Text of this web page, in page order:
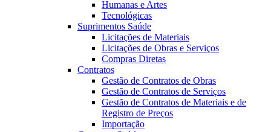
Humanas e Artes
Tecnológicas
Suprimentos Saúde
Licitações de Materiais
Licitações de Obras e Serviços
Compras Diretas
Contratos
Gestão de Contratos de Obras
Gestão de Contratos de Serviços
Gestão de Contratos de Materiais e de
Registro de Preços
Importação